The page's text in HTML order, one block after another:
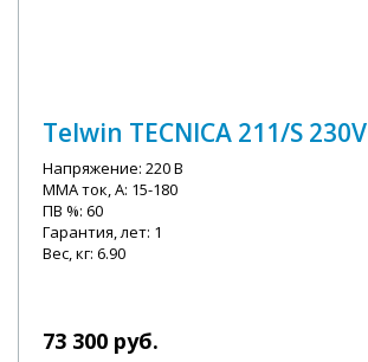
Telwin TECNICA 211/S 230V
Напряжение: 220 В
MMA ток, А: 15-180
ПВ %: 60
Гарантия, лет: 1
Вес, кг: 6.90
73 300 руб.